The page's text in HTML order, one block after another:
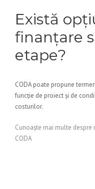
Există
finanțare
etape?
CODA poate propune
funcție de proiect și de
costurilor.
Cunoaște mai multe
CODA